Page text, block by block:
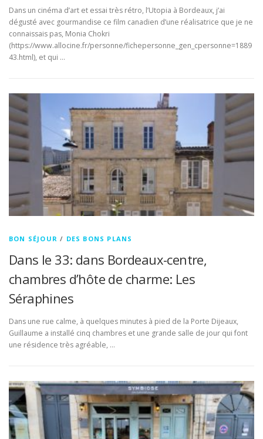
Dans un cinéma d’art et essai très rétro, l’Utopia à Bordeaux, j’ai
dégusté avec gourmandise ce film canadien d’une réalisatrice que je ne
connaissais pas, Monia Chokri
(https://www.allocine.fr/personne/fichepersonne_gen_cpersonne=1889
43.html), et qui …
BON SÉJOUR / DES BONS PLANS
Dans le 33: dans Bordeaux-centre,
chambres d’hôte de charme: Les
Séraphines
Dans une rue calme, à quelques minutes à pied de la Porte Dijeaux,
Guillaume a installé cinq chambres et une grande salle de jour qui font
une résidence très agréable, …